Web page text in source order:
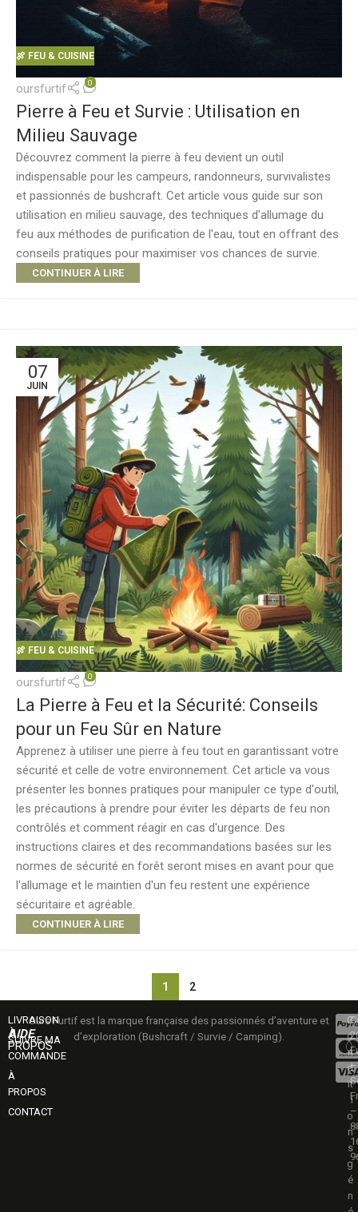
🍖 FEU & CUISINE
oursfurtif 0
Pierre à Feu et Survie : Utilisation en
Milieu Sauvage
Découvrez comment la pierre à feu devient un outil
indispensable pour les campeurs, randonneurs, survivalistes
et passionnés de bushcraft. Cet article vous guide sur son
utilisation en milieu sauvage, des techniques d'allumage du
feu aux méthodes de purification de l'eau, tout en offrant des
conseils pratiques pour maximiser vos chances de survie.
CONTINUER À LIRE
07
JUIN
🍖 FEU & CUISINE
oursfurtif 0
La Pierre à Feu et la Sécurité: Conseils
pour un Feu Sûr en Nature
Apprenez à utiliser une pierre à feu tout en garantissant votre
sécurité et celle de votre environnement. Cet article va vous
présenter les bonnes pratiques pour manipuler ce type d'outil,
les précautions à prendre pour éviter les départs de feu non
contrôlés et comment réagir en cas d'urgence. Des
instructions claires et des recommandations basées sur les
normes de sécurité en forêt seront mises en avant pour que
l'allumage et le maintien d'un feu restent une expérience
sécuritaire et agréable.
CONTINUER À LIRE
1 2
AIDE
LIVRAISON
SUIVRE MA
COMMANDE
À
PROPOS
CONTACT
À
PROPOS
Ours Furtif est la marque française des passionnés d’aventure et
d’exploration (Bushcraft / Survie / Camping).
C
o
n
d
it
i
o
n
s
g
é
n
–
–